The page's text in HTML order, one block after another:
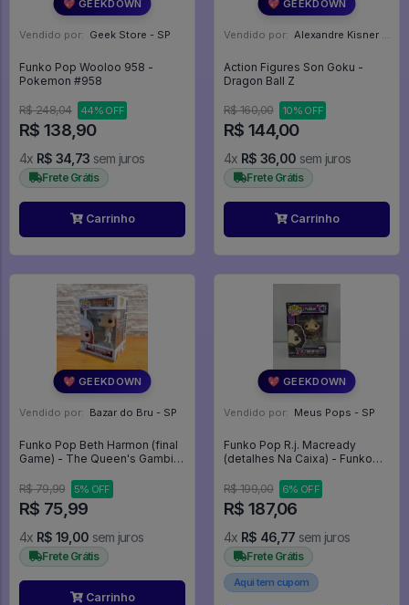
💖 GEEKDOWN
Vendido por: Geek Store - SP
Funko Pop Wooloo 958 -
Pokemon #958
R$ 248,04 44% OFF
R$ 138,90
4x R$ 34,73 sem juros
Frete Grátis
Carrinho
💖 GEEKDOWN
Vendido por: Alexandre Kisner - PR
Action Figures Son Goku -
Dragon Ball Z
R$ 160,00 10% OFF
R$ 144,00
4x R$ 36,00 sem juros
Frete Grátis
Carrinho
💖 GEEKDOWN
Vendido por: Bazar do Bru - SP
Funko Pop Beth Harmon (final
Game) - The Queen's Gambit
#1123
R$ 79,99 5% OFF
R$ 75,99
4x R$ 19,00 sem juros
Frete Grátis
Carrinho
💖 GEEKDOWN
Vendido por: Meus Pops - SP
Funko Pop R.j. Macready
(detalhes Na Caixa) - Funko
R$ 199,00
6% OFF
R$ 187,06
4x R$ 46,77 sem juros
Frete Grátis
Aqui tem cupom